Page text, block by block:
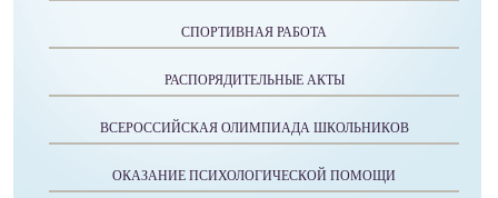
СПОРТИВНАЯ РАБОТА
РАСПОРЯДИТЕЛЬНЫЕ АКТЫ
ВСЕРОССИЙСКАЯ ОЛИМПИАДА ШКОЛЬНИКОВ
ОКАЗАНИЕ ПСИХОЛОГИЧЕСКОЙ ПОМОЩИ